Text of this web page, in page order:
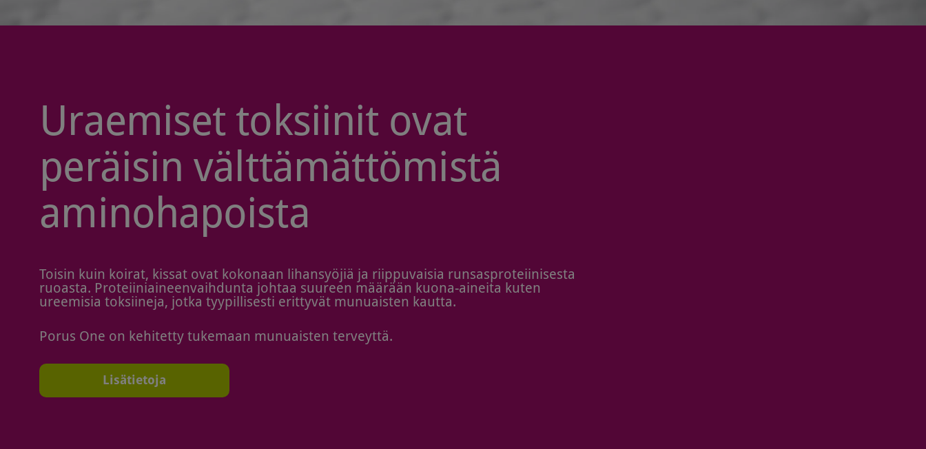
Castellano
Uraemiset toksiinit ovat
peräisin välttämättömistä
aminohapoista
Toisin kuin koirat, kissat ovat kokonaan lihansyöjiä ja riippuvaisia runsasproteiinisesta
ruoasta. Proteiiniaineenvaihdunta johtaa suureen määrään kuona-aineita kuten
ureemisia toksiineja, jotka tyypillisesti erittyvät munuaisten kautta.
Porus One on kehitetty tukemaan munuaisten terveyttä.
Lisätietoja